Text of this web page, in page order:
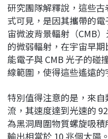
研究團隊解釋說，這些
式可見，是因其攜帶的
宙微波背景輻射（CMB
的微弱輻射，在宇宙早
能電子與 CMB 光子的碰
線範圍，使得這些遙遠
特別值得注意的是，來
流，其速度達到光速的
為黑洞周圍物質螺旋吸
輸出相當於 10 兆個太陽